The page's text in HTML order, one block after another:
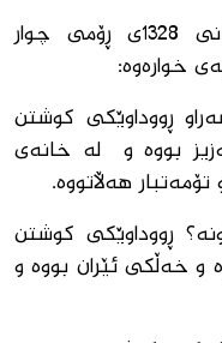
خشتەی تاوانەكانی مانگی نیسانی 1328ی ڕۆمی چوار
خوارەوە:
گوندی سەراو ڕووداوێكی كوشتن
بووە و لە خانەی
هەڵاتووە.
ڕووداوێكی كوشتن
و خەڵكی ئێران بووە و